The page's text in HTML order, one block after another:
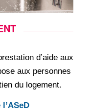
d’aide aux
aux personnes
du logement.